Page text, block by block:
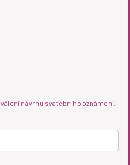
návrhu svatebního oznámení.